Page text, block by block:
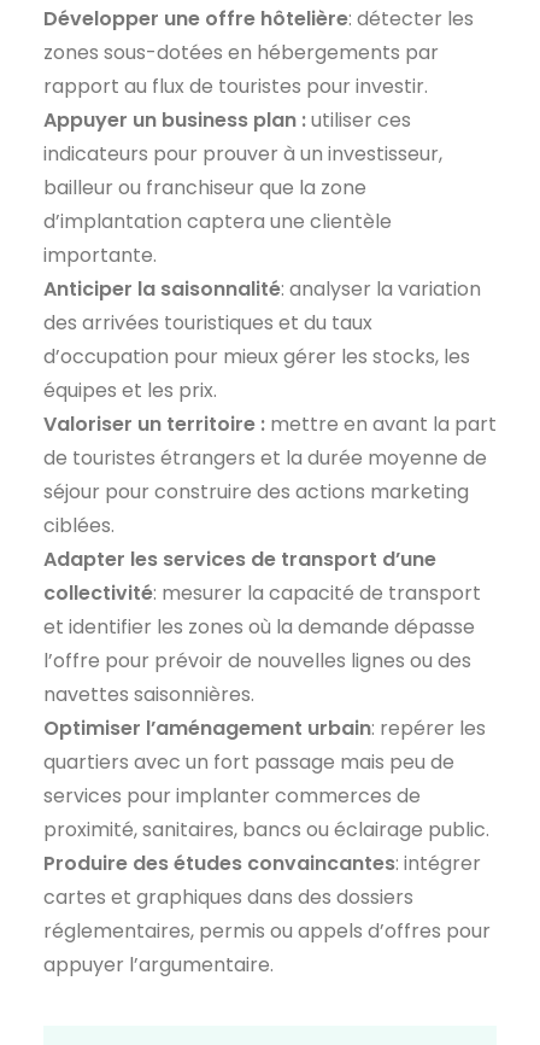
Développer une offre hôtelière: détecter les
zones sous-dotées en hébergements par
rapport au flux de touristes pour investir.
Appuyer un business plan :utiliser ces
indicateurs pour prouver à un investisseur,
bailleur ou franchiseur que la zone
d’implantation captera une clientèle
importante.
Anticiper la saisonnalité: analyser la variation
des arrivées touristiques et du taux
d’occupation pour mieux gérer les stocks, les
équipes et les prix.
Valoriser un territoire : mettre en avant la part
de touristes étrangers et la durée moyenne de
séjour pour construire des actions marketing
ciblées.
Adapter les services de transport d’une
collectivité: mesurer la capacité de transport
et identifier les zones où la demande dépasse
l’offre pour prévoir de nouvelles lignes ou des
navettes saisonnières.
Optimiser l’aménagement urbain: repérer les
quartiers avec un fort passage mais peu de
services pour implanter commerces de
proximité, sanitaires, bancs ou éclairage public.
Produire des études convaincantes: intégrer
cartes et graphiques dans des dossiers
réglementaires, permis ou appels d’offres pour
appuyer l’argumentaire.